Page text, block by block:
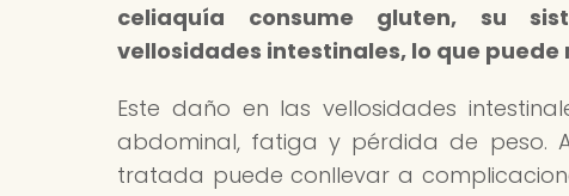
celiaquía consume gluten, su
vellosidades intestinales, lo que
Este daño en las vellosidades
abdominal, fatiga y pérdida de peso.
tratada puede conllevar a